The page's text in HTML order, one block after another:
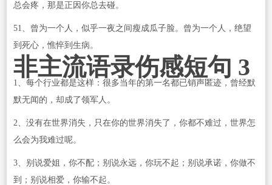
总会疼，那是正因你总去碰。
51、曾为一个人，似乎一夜之间瘦成瓜子脸。曾为一个人，绝望
到死心，憔悴到生病。
非主流语录伤感短句 3
1、每个行业都是这样：很多当年的第一名都已销声匿迹，曾经默
默无闻的，却成了领军人。
2、没有在世界消失，只在你的世界消失了，你都不难过，世界怎
么会为我难过呢。
3、别说爱姐，你不配；别说永远，你玩不起；别说承诺，你做不
到；别说相爱，你输不起。